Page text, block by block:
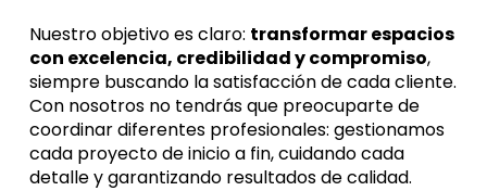
Nuestro objetivo es claro: transformar espacios
con excelencia, credibilidad y compromiso,
siempre buscando la satisfacción de cada cliente.
Con nosotros no tendrás que preocuparte de
coordinar diferentes profesionales: gestionamos
cada proyecto de inicio a fin, cuidando cada
detalle y garantizando resultados de calidad.